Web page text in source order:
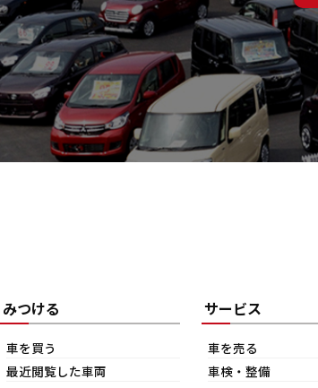
みつける
車を買う
最近閲覧した車両
サービス
車を売る
車検・整備